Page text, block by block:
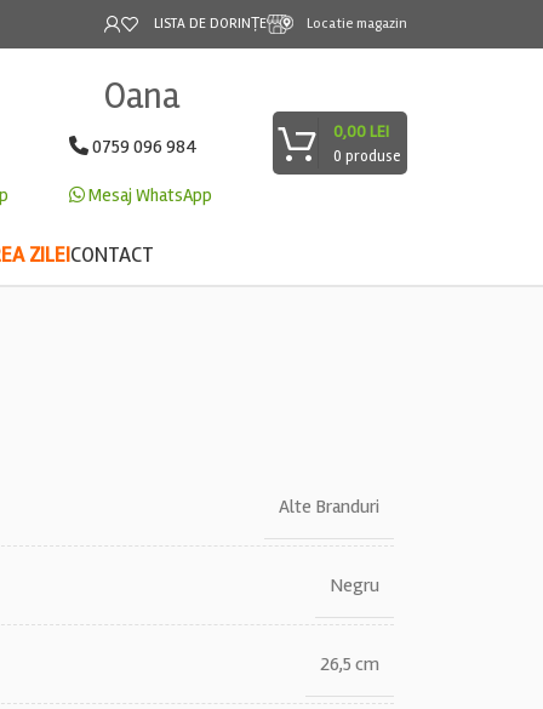
LISTA DE DORINȚE Locatie magazin
Oana
0759 096 984
Mesaj WhatsApp
0 produse
0,00LEI
ZILEICONTACT
Alte Branduri
Negru
26,5 cm